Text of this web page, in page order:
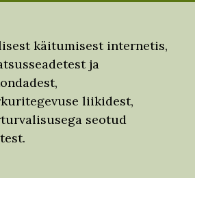
käitumisest internetis,
ja
liikidest,
seotud